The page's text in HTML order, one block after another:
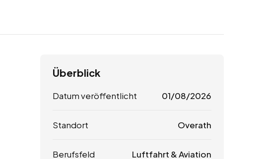
Überblick
Datum veröffentlicht 01/08/2026
Standort Overath
Berufsfeld Luftfahrt & Aviation